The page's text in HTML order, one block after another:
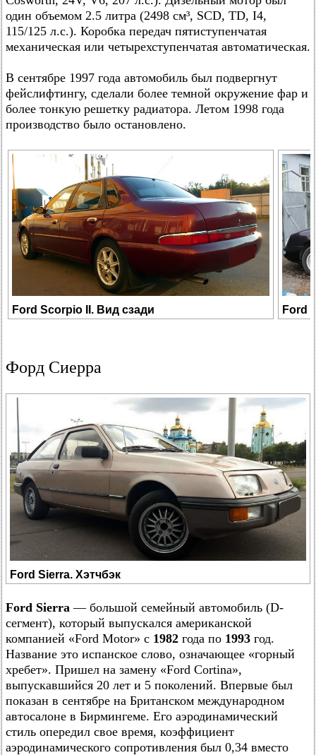
один объемом 2.5 литра (2498 см³, SCD, TD, I4,
115/125 л.с.). Коробка передач пятиступенчатая
механическая или четырехступенчатая автоматическая.
В сентябре 1997 года автомобиль был подвергнут
фейслифтингу, сделали более темной окружение фар и
более тонкую решетку радиатора. Летом 1998 года
производство было остановлено.
Ford Scorpio II. Вид сзади Ford
Форд Сиерра
Ford Sierra. Хэтчбэк
Ford Sierra — большой семейный автомобиль (D-
сегмент), который выпускался американской
компанией «Ford Motor» с 1982 года по 1993 год.
Название это испанское слово, означающее «горный
хребет». Пришел на замену «Ford Cortina»,
выпускавшийся 20 лет и 5 поколений. Впервые был
показан в сентябре на Британском международном
автосалоне в Бирмингеме. Его аэродинамический
стиль опередил свое время, коэффициент
аэродинамического сопротивления был 0,34 вместо